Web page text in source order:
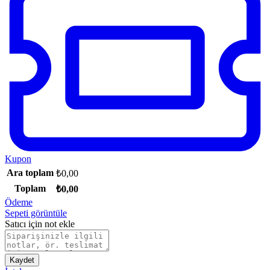
Kupon
Ara toplam ₺0,00
Toplam
₺0,00
Ödeme
Sepeti görüntüle
Satıcı için not ekle
Kaydet